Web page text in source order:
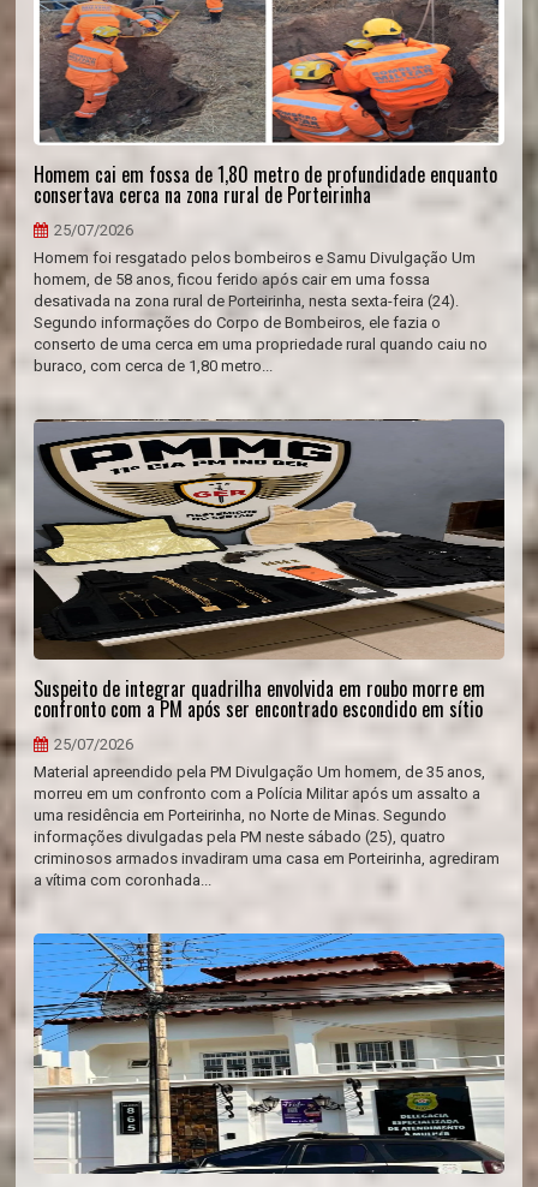
Homem cai em fossa de 1,80 metro de profundidade enquanto
consertava cerca na zona rural de Porteirinha
25/07/2026
Homem foi resgatado pelos bombeiros e Samu Divulgação Um
homem, de 58 anos, ficou ferido após cair em uma fossa
desativada na zona rural de Porteirinha, nesta sexta-feira (24).
Segundo informações do Corpo de Bombeiros, ele fazia o
conserto de uma cerca em uma propriedade rural quando caiu no
buraco, com cerca de 1,80 metro...
Suspeito de integrar quadrilha envolvida em roubo morre em
confronto com a PM após ser encontrado escondido em sítio
25/07/2026
Material apreendido pela PM Divulgação Um homem, de 35 anos,
morreu em um confronto com a Polícia Militar após um assalto a
uma residência em Porteirinha, no Norte de Minas. Segundo
informações divulgadas pela PM neste sábado (25), quatro
criminosos armados invadiram uma casa em Porteirinha, agrediram
a vítima com coronhada...